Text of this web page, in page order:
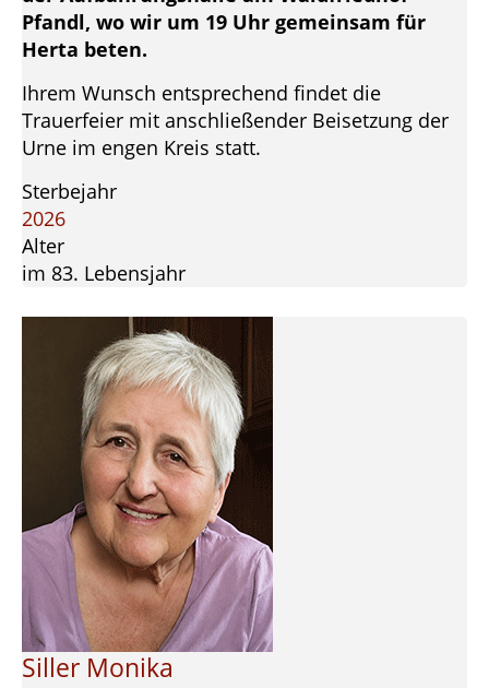
Pfandl, wo wir um 19 Uhr gemeinsam für
Herta beten.
Ihrem Wunsch entsprechend findet die
Trauerfeier mit anschließender Beisetzung der
Urne im engen Kreis statt.
Sterbejahr
2026
Alter
im 83. Lebensjahr
Siller Monika